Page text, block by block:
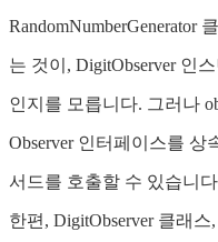
RandomNumberGenerator
는 것이, DigitObserver 인
인지를 모릅니다. 그러나
Observer 인터페이스를 상
서드를 호출할 수 있습니
한편, DigitObserver 클래